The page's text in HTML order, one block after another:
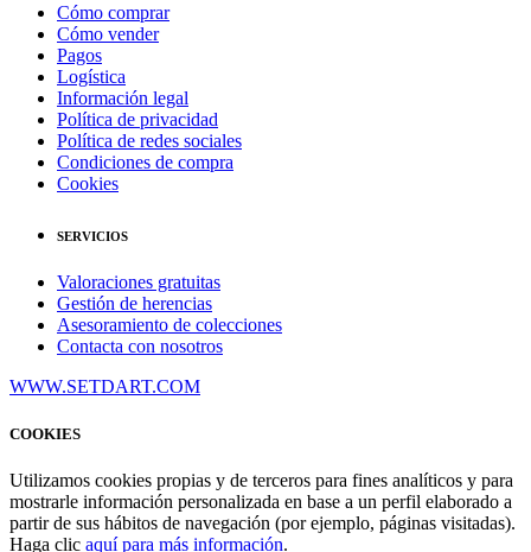
Cómo comprar
Cómo vender
Pagos
Logística
Información legal
Política de privacidad
Política de redes sociales
Condiciones de compra
Cookies
SERVICIOS
Valoraciones gratuitas
Gestión de herencias
Asesoramiento de colecciones
Contacta con nosotros
WWW.SETDART.COM
COOKIES
Utilizamos cookies propias y de terceros para fines analíticos y para
mostrarle información personalizada en base a un perfil elaborado a
partir de sus hábitos de navegación (por ejemplo, páginas visitadas).
Haga clic aquí para más información.